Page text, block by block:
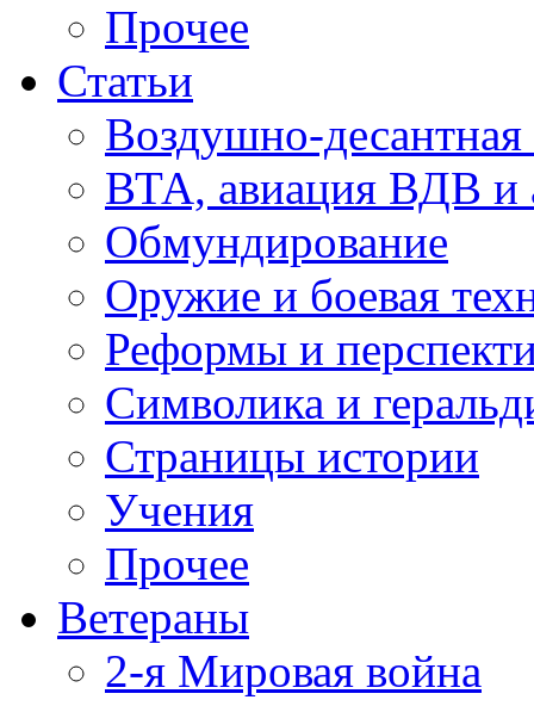
Прочее
Статьи
Воздушно-десантная
ВТА, авиация ВДВ и
Обмундирование
Оружие и боевая
Реформы и
Символика и
Страницы истории
Учения
Прочее
Ветераны
2-я Мировая война